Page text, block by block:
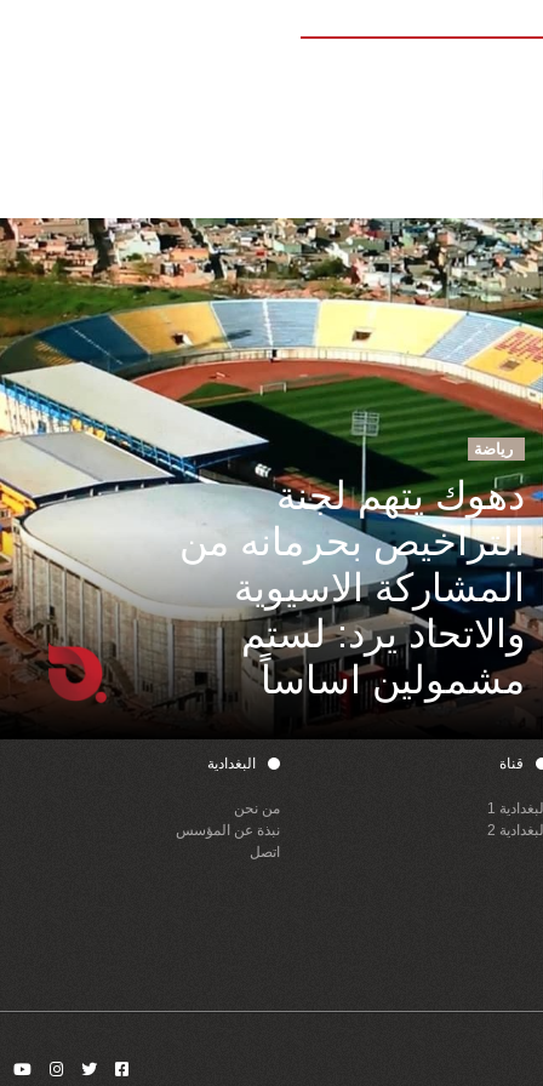
رياضة
دهوك يتهم لجنة
التراخيص بحرمانه من
المشاركة الاسيوية
والاتحاد يرد: لستم
مشمولين اساساً
قناة
البغدادية 1
البغدادية 2
البغدادية
من نحن
نبذة عن المؤسس
اتصل